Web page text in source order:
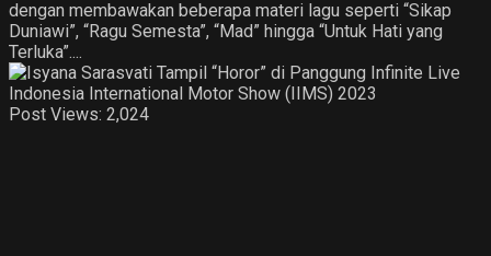
dengan membawakan beberapa materi lagu seperti “Sikap
Duniawi”, “Ragu Semesta”, “Mad” hingga “Untuk Hati yang
Terluka”....
Post Views: 2,024